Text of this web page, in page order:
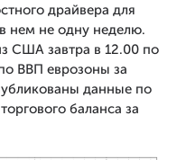
драйвера для
нем не одну неделю.
США завтра в 12.00 по
ВВП еврозоны за
данные по
баланса за